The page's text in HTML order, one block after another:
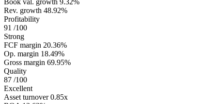
Book val. growth 9.32%
Rev. growth 48.92%
Profitability
91 /100
Strong
FCF margin 20.36%
Op. margin 18.49%
Gross margin 69.95%
Quality
87 /100
Excellent
Asset turnover 0.85x